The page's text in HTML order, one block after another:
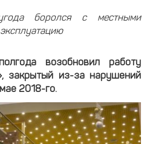
боролся с местными
возобновил работу
закрытый из-за нарушений
2018-го.